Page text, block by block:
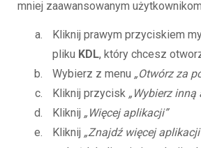
mniej zaawansowanym
Kliknij prawym przyciskiem
pliku KDL, który chcesz
Wybierz z menu „Otwórz za
Kliknij przycisk „Wybierz inną
Kliknij „Więcej aplikacji”
Kliknij „Znajdź więcej